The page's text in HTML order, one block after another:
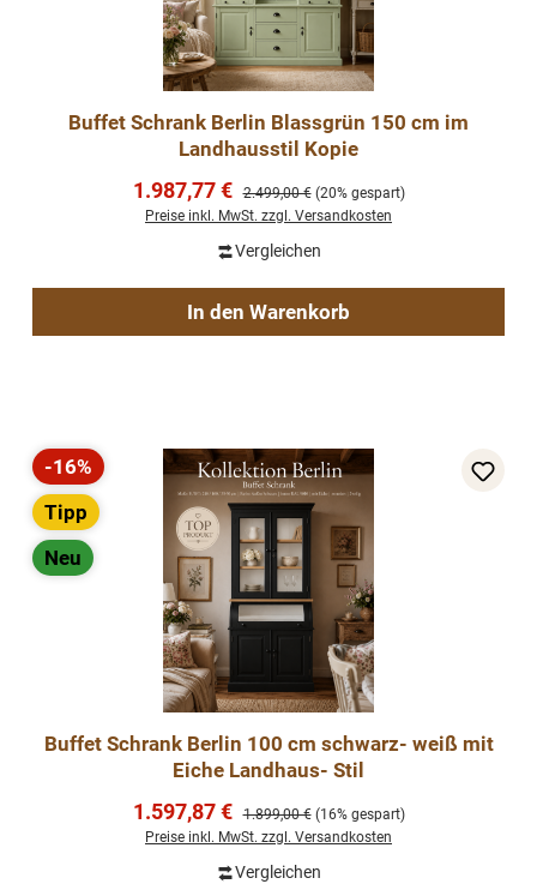
Buffet Schrank Berlin Blassgrün 150 cm im
Landhausstil Kopie
Verkaufspreis:
1.987,77 € Regulärer Preis:
2.499,00 € (20% gespart)
Preise inkl. MwSt. zzgl. Versandkosten
Vergleichen
In den Warenkorb
Rabatt
-16%
Tipp
Neu
Buffet Schrank Berlin 100 cm schwarz- weiß mit
Eiche Landhaus- Stil
Verkaufspreis:
1.597,87 € Regulärer Preis:
1.899,00 € (16% gespart)
Preise inkl. MwSt. zzgl. Versandkosten
Vergleichen